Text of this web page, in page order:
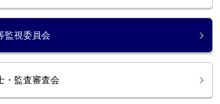
監視委員会
・監査審査会